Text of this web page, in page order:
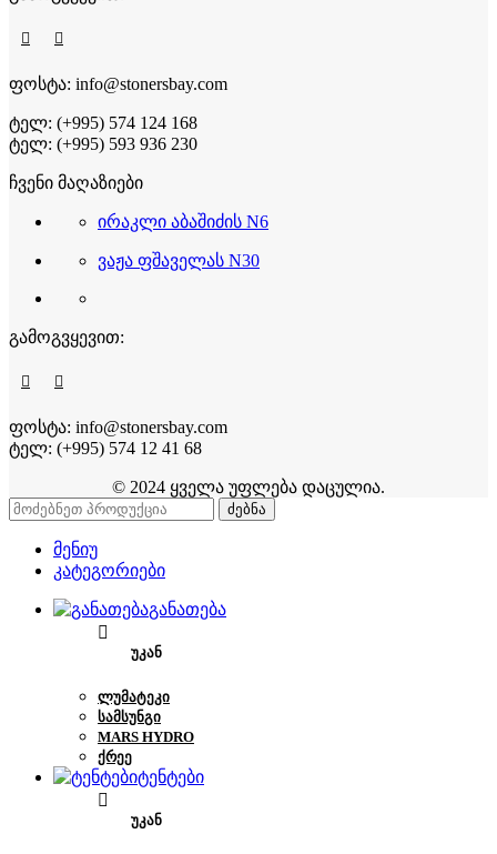
ფოსტა: info@stonersbay.com
ტელ: (+995) 574 124 168
ტელ: (+995) 593 936 230
ჩვენი მაღაზიები
ირაკლი აბაშიძის N6
ვაჟა ფშაველას N30
გამოგვყევით:
ფოსტა: info@stonersbay.com
ტელ: (+995) 574 12 41 68
© 2024 ყველა უფლება დაცულია.
ძებნა
მენიუ
კატეგორიები
განათება
ᲣᲙᲐᲜ
ᲚᲣᲛᲐᲢᲔᲙᲘ
ᲡᲐᲛᲡᲣᲜᲒᲘ
MARS HYDRO
ᲥᲠᲔᲔ
ტენტები
ᲣᲙᲐᲜ